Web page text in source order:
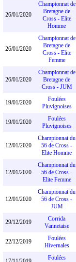
26/01/2020
Championnat de
Bretagne de
Cross - Elite
Homme
26/01/2020
Championnat de
Bretagne de
Cross - Elite
Femme
26/01/2020
Championnat de
Bretagne de
Cross - JUM
19/01/2020
Foulées
Pluvignoises
19/01/2020
Foulées
Pluvignoises
12/01/2020
Championnat du
56 de Cross -
Elite Homme
12/01/2020
Championnat du
56 de Cross -
Elite Femme
12/01/2020
Championnat du
56 de Cross -
JUM
29/12/2019
Corrida
Vannetaise
22/12/2019
Foulées
Hivernales
Foulées